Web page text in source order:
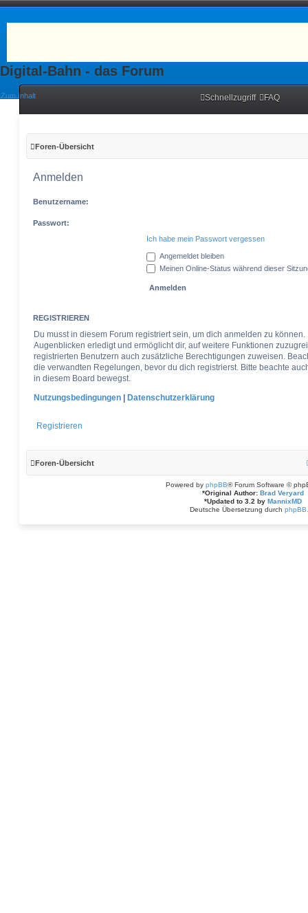
Digital-Bahn - das Forum
Zum Inhalt Schnellzugriff FAQ
Foren-Übersicht
Anmelden
Benutzername:
Passwort:
Ich habe mein Passwort vergessen
Angemeldet bleiben
Meinen Online-Status während dieser
REGISTRIEREN
Du musst in diesem Forum registriert sein, um dich anmelden zu
Augenblicken erledigt und ermöglicht dir, auf weitere Funktionen
registrierten Benutzern auch zusätzliche Berechtigungen zuweisen.
die verwandten Regelungen, bevor du dich registrierst. Bitte beachte
in diesem Board bewegst.
Nutzungsbedingungen | Datenschutzerklärung
Registrieren
Foren-Übersicht
Powered by phpBB® Forum Software ©
*Original Author: Brad Veryard
*Updated to 3.2 by MannixMD
Deutsche Übersetzung durch